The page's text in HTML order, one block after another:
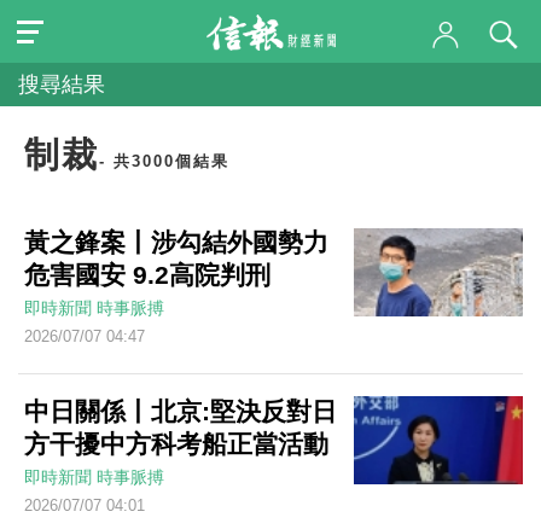
搜尋結果
制裁- 共3000個結果
黃之鋒案丨涉勾結外國勢力
危害國安 9.2高院判刑
即時新聞 時事脈搏
2026/07/07 04:47
中日關係丨北京:堅決反對日
方干擾中方科考船正當活動
即時新聞 時事脈搏
2026/07/07 04:01